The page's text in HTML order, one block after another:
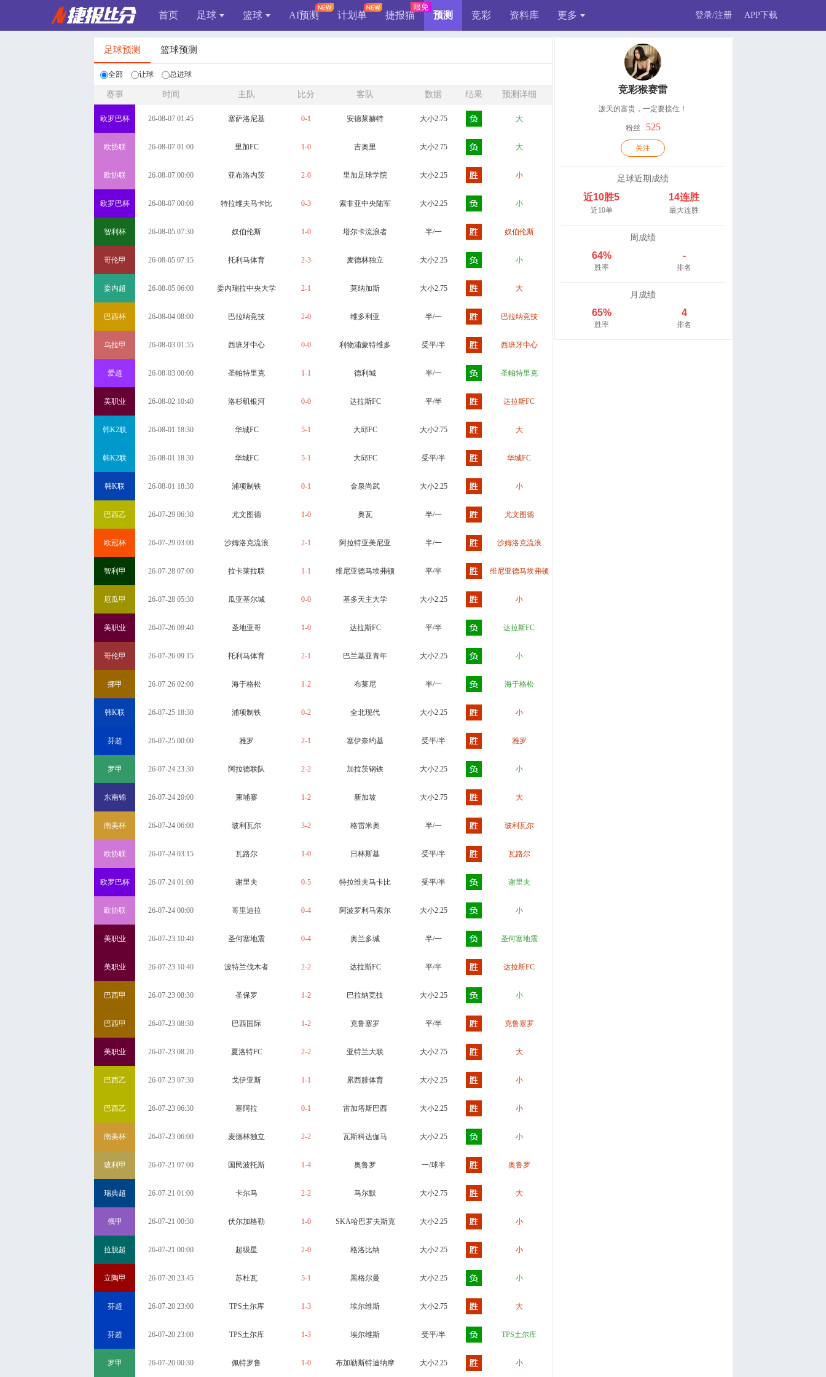
首页 足球 篮球 AI预测 计划单 捷报猫 预测 竞彩 资料库 更多 登录/注册 APP下载
足球预测 篮球预测
全部 让球 总进球
赛事 时间 主队 比分 客队 数据 结果 预测详细
欧罗巴杯 26-08-07 01:45 塞萨洛尼基 0-1 安德莱赫特 大小2.75 大
欧协联 26-08-07 01:00 里加FC 1-0 吉奥里 大小2.75 大
欧协联 26-08-07 00:00 亚布洛内茨 2-0 里加足球学院 大小2.25 小
欧罗巴杯 26-08-07 00:00 特拉维夫马卡比 0-3 索非亚中央陆军 大小2.25 小
智利杯 26-08-05 07:30 奴伯伦斯 1-0 塔尔卡流浪者 半/一 奴伯伦斯
哥伦甲 26-08-05 07:15 托利马体育 2-3 麦德林独立 大小2.25 小
委内超 26-08-05 06:00 委内瑞拉中央大学 2-1 莫纳加斯 大小2.75 大
巴西杯 26-08-04 08:00 巴拉纳竞技 2-0 维多利亚 半/一 巴拉纳竞技
乌拉甲 26-08-03 01:55 西班牙中心 0-0 利物浦蒙特维多 受平/半 西班牙中心
爱超 26-08-03 00:00 圣帕特里克 1-1 德利城 半/一 圣帕特里克
美职业 26-08-02 10:40 洛杉矶银河 0-0 达拉斯FC 平/半 达拉斯FC
韩K2联 26-08-01 18:30 华城FC 5-1 大邱FC 大小2.75 大
韩K2联 26-08-01 18:30 华城FC 5-1 大邱FC 受平/半 华城FC
韩K联 26-08-01 18:30 浦项制铁 0-1 金泉尚武 大小2.25 小
巴西乙 26-07-29 06:30 尤文图德 1-0 奥瓦 半/一 尤文图德
欧冠杯 26-07-29 03:00 沙姆洛克流浪 2-1 阿拉特亚美尼亚 半/一 沙姆洛克流浪
智利甲 26-07-28 07:00 拉卡莱拉联 1-1 维尼亚德马埃弗顿 平/半 维尼亚德马埃弗顿
厄瓜甲 26-07-28 05:30 瓜亚基尔城 0-0 基多天主大学 大小2.25 小
美职业 26-07-26 09:40 圣地亚哥 1-0 达拉斯FC 平/半 达拉斯FC
哥伦甲 26-07-26 09:15 托利马体育 2-1 巴兰基亚青年 大小2.25 小
挪甲 26-07-26 02:00 海于格松 1-2 布莱尼 半/一 海于格松
韩K联 26-07-25 18:30 浦项制铁 0-2 全北现代 大小2.25 小
芬超 26-07-25 00:00 雅罗 2-1 塞伊奈约基 受平/半 雅罗
罗甲 26-07-24 23:30 阿拉德联队 2-2 加拉茨钢铁 大小2.25 小
东南锦 26-07-24 20:00 柬埔寨 1-2 新加坡 大小2.75 大
南美杯 26-07-24 06:00 玻利瓦尔 3-2 格雷米奥 半/一 玻利瓦尔
欧协联 26-07-24 03:15 瓦路尔 1-0 日林斯基 受平/半 瓦路尔
欧罗巴杯 26-07-24 01:00 谢里夫 0-5 特拉维夫马卡比 受平/半 谢里夫
欧协联 26-07-24 00:00 哥里迪拉 0-4 阿波罗利马索尔 大小2.25 小
美职业 26-07-23 10:40 圣何塞地震 0-4 奥兰多城 半/一 圣何塞地震
美职业 26-07-23 10:40 波特兰伐木者 2-2 达拉斯FC 平/半 达拉斯FC
巴西甲 26-07-23 08:30 圣保罗 1-2 巴拉纳竞技 大小2.25 小
巴西甲 26-07-23 08:30 巴西国际 1-2 克鲁塞罗 平/半 克鲁塞罗
美职业 26-07-23 08:20 夏洛特FC 2-2 亚特兰大联 大小2.75 大
巴西乙 26-07-23 07:30 戈伊亚斯 1-1 累西腓体育 大小2.25 小
巴西乙 26-07-23 06:30 塞阿拉 0-1 雷加塔斯巴西 大小2.25 小
南美杯 26-07-23 06:00 麦德林独立 2-2 瓦斯科达伽马 大小2.25 小
玻利甲 26-07-21 07:00 国民波托斯 1-4 奥鲁罗 一/球半 奥鲁罗
瑞典超 26-07-21 01:00 卡尔马 2-2 马尔默 大小2.75 大
俄甲 26-07-21 00:30 伏尔加格勒 1-0 SKA哈巴罗夫斯克 大小2.25 小
拉脱超 26-07-21 00:00 超级星 2-0 格洛比纳 大小2.25 小
立陶甲 26-07-20 23:45 苏杜瓦 5-1 黑格尔曼 大小2.25 小
芬超 26-07-20 23:00 TPS土尔库 1-3 埃尔维斯 大小2.75 大
芬超 26-07-20 23:00 TPS土尔库 1-3 埃尔维斯 受平/半 TPS土尔库
罗甲 26-07-20 00:30 佩特罗鲁 1-0 布加勒斯特迪纳摩 大小2.25 小
竞彩猴赛雷
泼天的富贵，一定要接住！
粉丝 : 525
关注
足球近期成绩
近10胜5
近10单
14连胜
最大连胜
周成绩
64%
胜率
-
排名
月成绩
65%
胜率
4
排名